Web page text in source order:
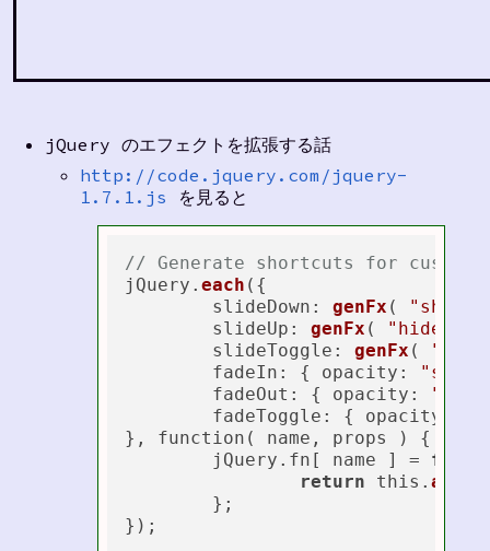
jQuery のエフェクトを拡張する話
http://code.jquery.com/jquery-
1.7.1.js を見ると
// Generate shortcuts for custom
jQuery. each ({
slideDown : genFx ( "show"
slideUp : genFx ( "hide"
slideToggle : genFx (
fadeIn : { opacity : "show"
fadeOut : { opacity :
fadeToggle : { opacity
}, function( name, props ) {
	jQuery.fn[ name ] =
return this.